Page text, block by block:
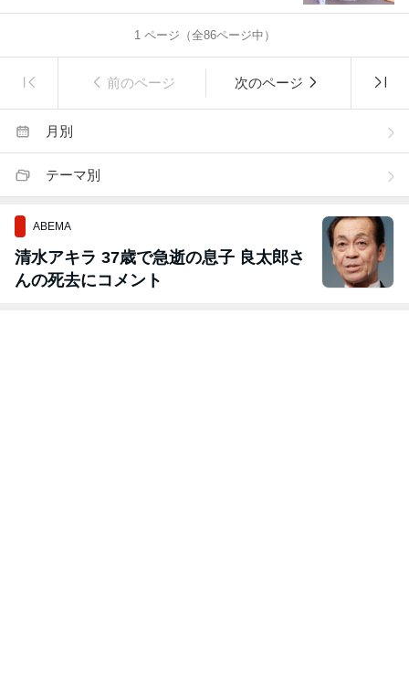
1ページ（全86ページ中）
前のページ 次のページ
月別
テーマ別
ABEMA
清水アキラ 37歳で急逝の息子 良太郎さ
んの死去にコメント